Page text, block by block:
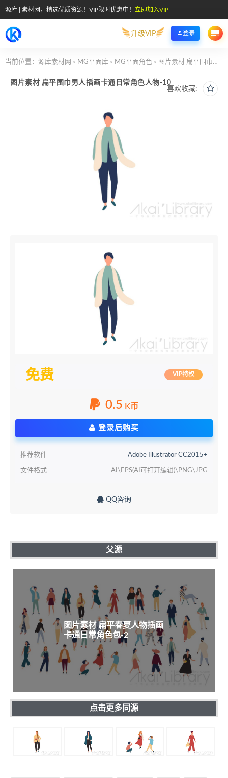
源库 | 素材网，精选优质资源！VIP限时优惠中！ 立即加入VIP
升级VIP 登录
当前位置： 源库素材网 > MG平面库 > MG平面角色 > 图片素材 扁平围巾男人插画卡通日常角色人物-10
喜欢收藏:
图片素材 扁平围巾男人插画卡通日常角色人物-10
免费 VIP特权
0.5 K币
登录后购买
推荐软件 Adobe Illustrator CC2015+
文件格式 AI\EPS(AI可打开编辑)\PNG\JPG
QQ咨询
父源
图片素材 扁平春夏人物插画
卡通日常角色包-2
点击更多同源